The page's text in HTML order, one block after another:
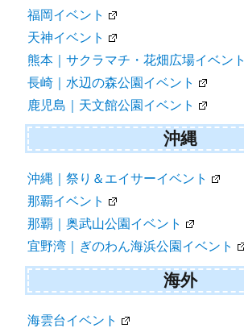
福岡イベント
天神イベント
熊本｜サクラマチ・花畑広場イベント
長崎｜水辺の森公園イベント
鹿児島｜天文館公園イベント
沖縄
沖縄｜祭り＆エイサーイベント
那覇イベント
那覇｜奥武山公園イベント
宜野湾｜ぎのわん海浜公園イベント
海外
海雲台イベント